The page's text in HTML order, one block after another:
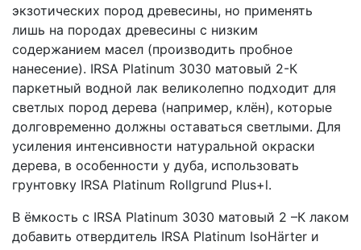
экзотических пород древесины, но применять
лишь на породах древесины с низким
содержанием масел (производить пробное
нанесение). IRSA Platinum 3030 матовый 2-К
паркетный водной лак великолепно подходит для
светлых пород дерева (например, клён), которые
долговременно должны оставаться светлыми. Для
усиления интенсивности натуральной окраски
дерева, в особенности у дуба, использовать
грунтовку IRSA Platinum Rollgrund Plus+l.
В ёмкость с IRSA Platinum 3030 матовый 2 –К лаком
добавить отвердитель IRSA Platinum IsoHärter и